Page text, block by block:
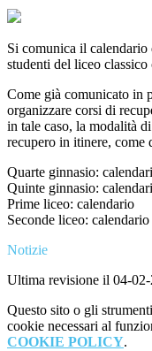
Si comunica il
studenti del liceo classico
Come già comunicato in
organizzare corsi di
in tale caso, la modalità
recupero in itinere,
Quarte ginnasio:
Quinte ginnasio:
Prime liceo: calendario
Seconde liceo: calendario
Notizie
Ultima revisione il 04-
Questo sito o gli
cookie necessari al
COOKIE POLICY.